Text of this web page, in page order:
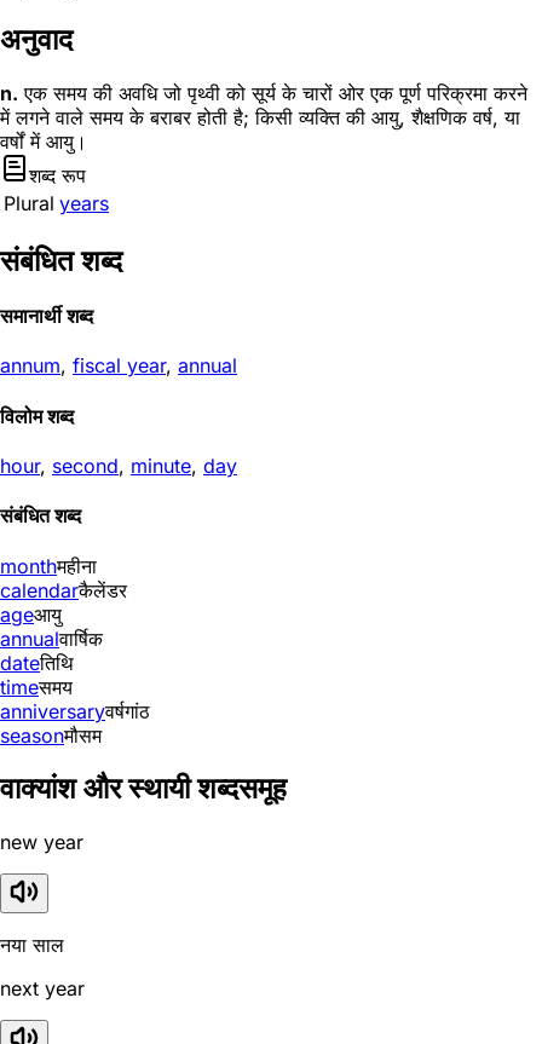
अनुवाद
n. एक समय की अवधि जो पृथ्वी को सूर्य के चारों ओर एक पूर्ण परिक्रमा करने
में लगने वाले समय के बराबर होती है; किसी व्यक्ति की आयु, शैक्षणिक वर्ष, या
वर्षों में आयु।
शब्द रूप
Plural years
संबंधित शब्द
समानार्थी शब्द
annum, fiscal year, annual
विलोम शब्द
hour, second, minute, day
संबंधित शब्द
monthमहीना
calendarकैलेंडर
ageआयु
annualवार्षिक
dateतिथि
timeसमय
anniversaryवर्षगांठ
seasonमौसम
वाक्यांश और स्थायी शब्दसमूह
new year
नया साल
next year